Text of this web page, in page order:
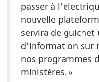
passer à
nouvelle
servira de guichet
d’information sur
nos programmes
ministères. »